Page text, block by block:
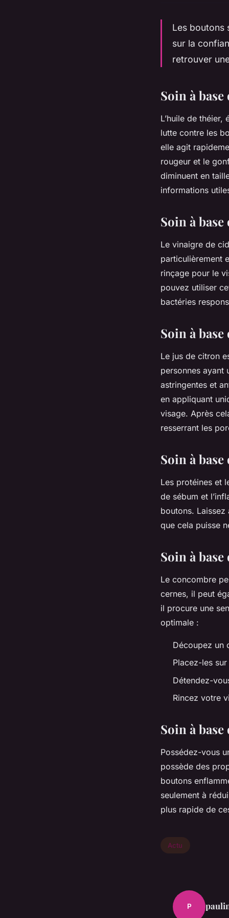
Les boutons
sur la
retrouver
Soin à base
L’huile de
lutte contre les
elle agit
rougeur et le
diminuent en
informations
Soin à
Le vinaigre de
particulièrement
rinçage pour le
pouvez utiliser
bactéries
Soin à
Le jus de citron
personnes ayant
astringentes et
en appliquant
visage. Après
resserrant les
Soin à
Les protéines et
de sébum et
boutons. Laissez
que cela puisse
Soin à
Le concombre
cernes, il peut
il procure une
optimale :
Découpez un
Placez-les
Détendez-
Rincez votre
Soin à base
Possédez-vous
possède des
boutons
seulement à
plus rapide de
Actu
P